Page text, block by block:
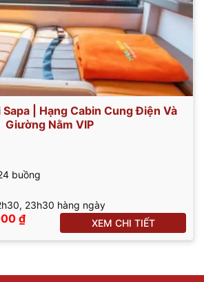
| Hạng Cabin Cung Điện Và
Giường Nằm VIP
buồng
23h30 hàng ngày
₫Giá
hiện
tại
XEM CHI TIẾT